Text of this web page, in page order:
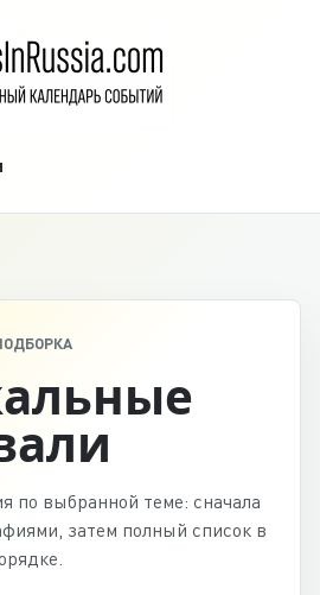
по выбранной теме: сначала
затем полный список в